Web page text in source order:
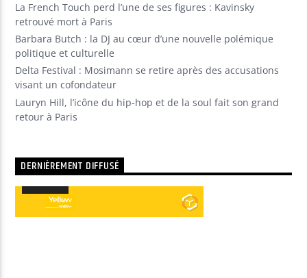
La French Touch perd l’une de ses figures : Kavinsky
retrouvé mort à Paris
Barbara Butch : la DJ au cœur d’une nouvelle polémique
politique et culturelle
Delta Festival : Mosimann se retire après des accusations
visant un cofondateur
Lauryn Hill, l’icône du hip-hop et de la soul fait son grand
retour à Paris
DERNIÈREMENT DIFFUSÉ
Lecteur
audio